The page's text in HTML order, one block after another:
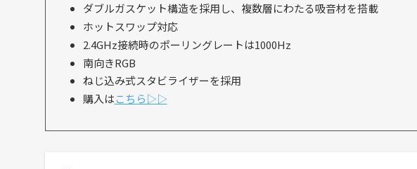
ダブルガスケット構造を採用し、複数層にわたる吸音材を搭載
ホットスワップ対応
2.4GHz接続時のポーリングレートは1000Hz
南向きRGB
ねじ込み式スタビライザーを採用
購入はこちら▷▷